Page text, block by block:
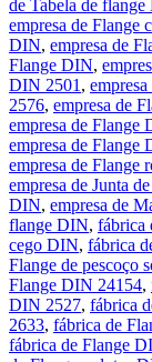
de Tabela de
empresa de Flange
DIN, empresa de
Flange DIN,
DIN 2501 ,
2576, empresa de
empresa de Flange
empresa de Flange
empresa de Flange
empresa de Junta
DIN, empresa de
flange DIN, fábrica
cego DIN, fábrica
Flange de pescoço
Flange DIN 24154,
DIN 2527, fábrica
2633, fábrica de
fábrica de Flange